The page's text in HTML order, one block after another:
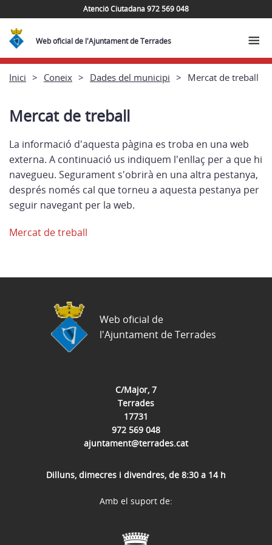
Atenció Ciutadana 972 569 048
Web oficial de l'Ajuntament de Terrades
Inici Coneix Dades del municipi Mercat de treball
Mercat de treball
La informació d'aquesta pàgina es troba en una web
externa. A continuació us indiquem l'enllaç per a que hi
navegueu. Segurament s'obrirà en una altra pestanya,
després només cal que torneu a aquesta pestanya per
seguir navegant per la web.
Mercat de treball
C/Major, 7
Terrades
17731
972 569 048
ajuntament@terrades.cat
Dilluns, dimecres i divendres, de 8:30 a 14 h
Web oficial de
l'Ajuntament de Terrades
Amb el suport de: